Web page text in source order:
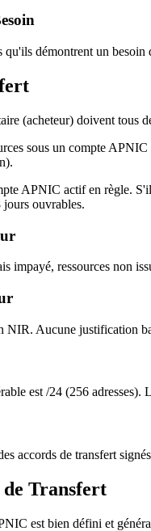
démontrent un
(acheteur) doivent
sous un compte
APNIC actif en règle.
jours ouvrables.
impayé, ressources non
Aucune justification
est /24 (256 adresses).
accords de transfert
de Transfert
est bien défini et